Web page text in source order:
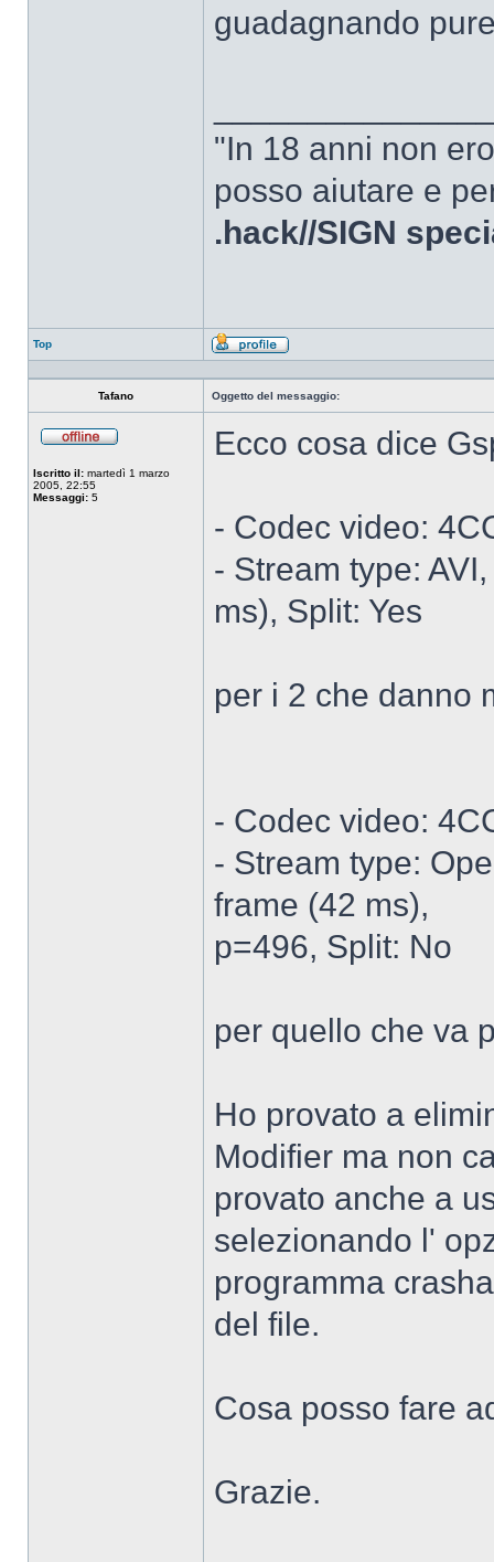
guadagnando
"In 18 anni non
posso aiutare e
.hack//SIGN
Top
Profilo
Tafano Oggetto del messaggio:
Iscritto il: martedì 1 marzo
2005, 22:55
Messaggi: 5
Ecco cosa dice
- Codec video:
- Stream type:
ms), Split: Yes
per i 2 che danno
- Codec video:
- Stream type:
frame (42 ms),
p=496, Split: No
per quello che va
Ho provato a
Modifier ma non
provato anche a
selezionando l'
programma
del file.
Cosa posso fare
Grazie.